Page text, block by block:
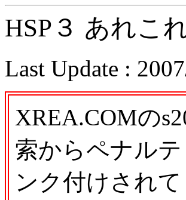
HSP３ あれこ
Last Update :
XREA.COMの
索からペナル
ンク付けされ